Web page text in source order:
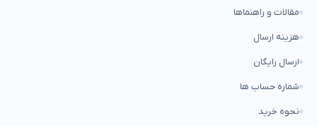
مقالات و راهنماها
هزینه ارسال
ارسال رایگان
شماره حساب ها
نحوه خرید